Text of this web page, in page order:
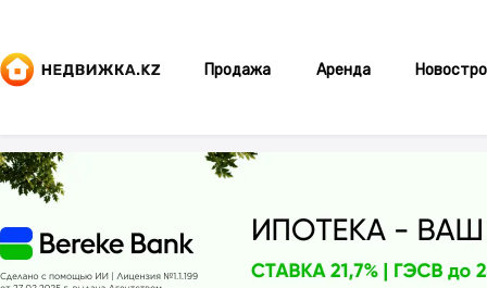
Продажа Аренда